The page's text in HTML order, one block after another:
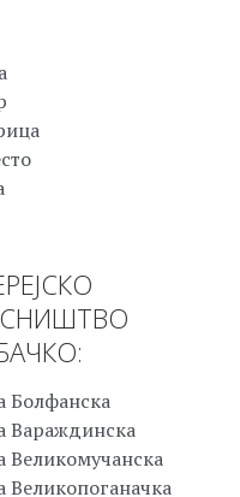
Болфанска
Вараждинска
Великомучанска
Великопоганачка